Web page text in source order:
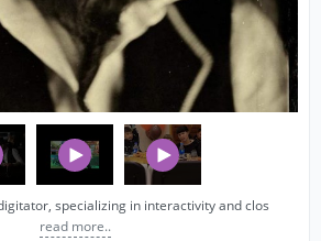
specializing in interactivity and clos
read more..